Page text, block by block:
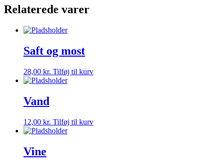
Relaterede varer
Saft og most
28,00 kr. Tilføj til kurv
Vand
12,00 kr. Tilføj til kurv
Vine